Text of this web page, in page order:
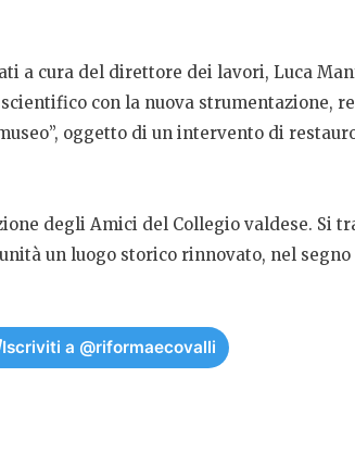
a cura del direttore dei lavori, Luca
con la nuova strumentazione,
oggetto di un intervento di
degli Amici del Collegio valdese. Si
un luogo storico rinnovato, nel
Iscriviti a @riformaecovalli